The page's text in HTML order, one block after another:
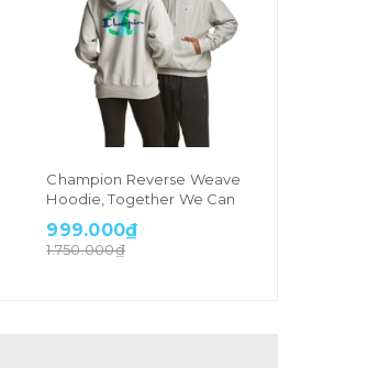
Champion Reverse Weave
Hoodie, Together We Can
999.000₫
1.750.000₫